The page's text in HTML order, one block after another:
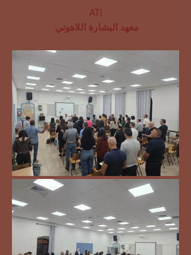
ATI
معهد البشارة اللاهوتي